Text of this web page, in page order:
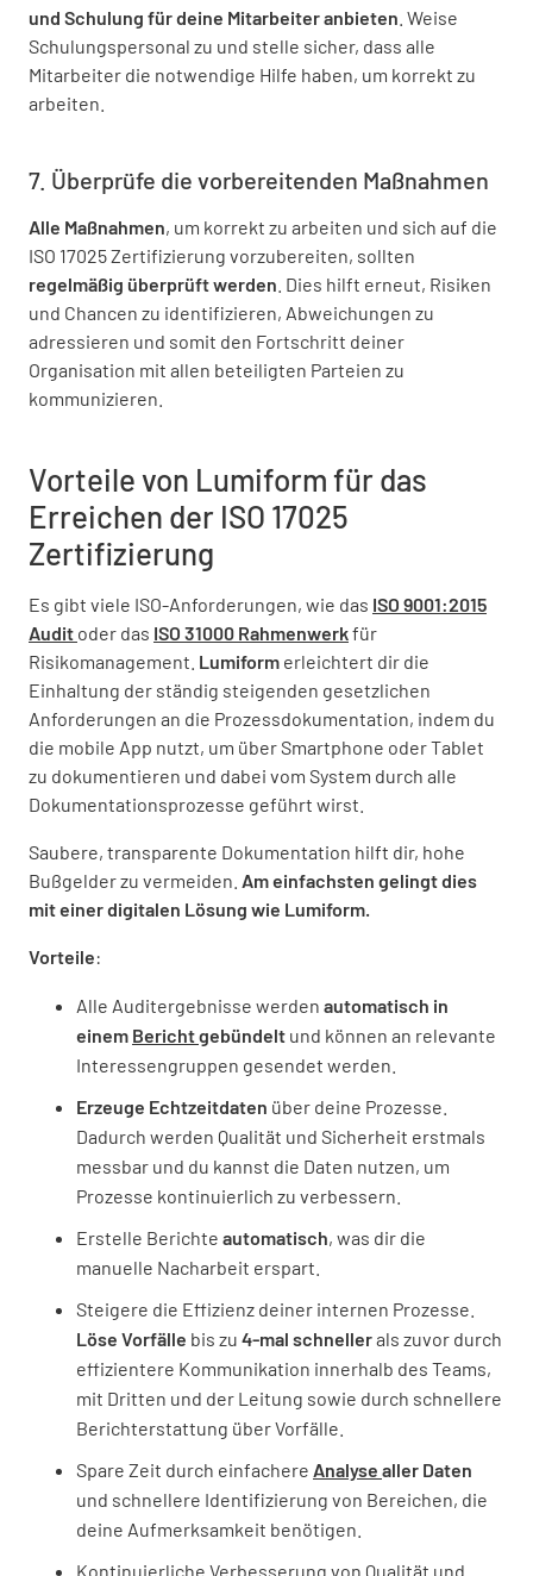
und Schulung für deine Mitarbeiter anbieten . Weise
Schulungspersonal zu und stelle sicher, dass alle
Mitarbeiter die notwendige Hilfe haben, um korrekt zu
arbeiten.
7. Überprüfe die vorbereitenden Maßnahmen
Alle Maßnahmen, um korrekt zu arbeiten und sich auf die
ISO 17025 Zertifizierung vorzubereiten, sollten
regelmäßig überprüft werden . Dies hilft erneut, Risiken
und Chancen zu identifizieren, Abweichungen zu
adressieren und somit den Fortschritt deiner
Organisation mit allen beteiligten Parteien zu
kommunizieren.
Vorteile von Lumiform für das
Erreichen der ISO 17025
Zertifizierung
Es gibt viele ISO-Anforderungen, wie das ISO 9001:2015
Audit oder das ISO 31000 Rahmenwerkfür
Risikomanagement. Lumiform erleichtert dir die
Einhaltung der ständig steigenden gesetzlichen
Anforderungen an die Prozessdokumentation, indem du
die mobile App nutzt, um über Smartphone oder Tablet
zu dokumentieren und dabei vom System durch alle
Dokumentationsprozesse geführt wirst.
Saubere, transparente Dokumentation hilft dir, hohe
Bußgelder zu vermeiden. Am einfachsten gelingt dies
mit einer digitalen Lösung wie Lumiform.
Vorteile:
Alle Auditergebnisse werden automatisch in
einem Berichtgebündelt und können an relevante
Interessengruppen gesendet werden.
Erzeuge Echtzeitdaten über deine Prozesse.
Dadurch werden Qualität und Sicherheit erstmals
messbar und du kannst die Daten nutzen, um
Prozesse kontinuierlich zu verbessern.
Erstelle Berichte automatisch, was dir die
manuelle Nacharbeit erspart.
Steigere die Effizienz deiner internen Prozesse.
Löse Vorfälle bis zu 4-mal schnellerals zuvor durch
effizientere Kommunikation innerhalb des Teams,
mit Dritten und der Leitung sowie durch schnellere
Berichterstattung über Vorfälle.
Spare Zeit durch einfachere Analyse aller Daten
und schnellere Identifizierung von Bereichen, die
deine Aufmerksamkeit benötigen.
Kontinuierliche Verbesserung von Qualität und